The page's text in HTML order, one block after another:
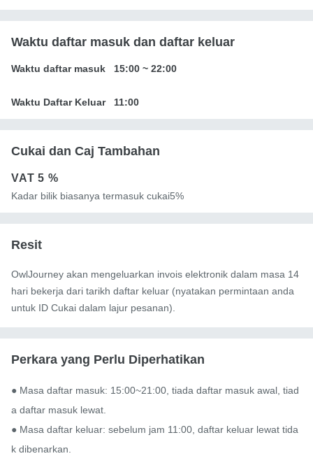
Waktu daftar masuk dan daftar keluar
Waktu daftar masuk 15:00 ~ 22:00
Waktu Daftar Keluar 11:00
Cukai dan Caj Tambahan
VAT5 %
Kadar bilik biasanya termasuk cukai5%
Resit
OwlJourney akan mengeluarkan invois elektronik dalam masa 14
hari bekerja dari tarikh daftar keluar (nyatakan permintaan anda
untuk ID Cukai dalam lajur pesanan).
Perkara yang Perlu Diperhatikan
● Masa daftar masuk: 15:00~21:00, tiada daftar masuk awal, tiad
a daftar masuk lewat.
● Masa daftar keluar: sebelum jam 11:00, daftar keluar lewat tida
k dibenarkan.